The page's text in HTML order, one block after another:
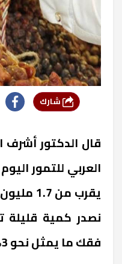
قال الدكتور أشرف
العربي للتمور
يقرب
فقك ما يمثل نحو 3% من حجم الإنتاج.